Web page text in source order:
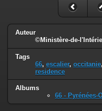
Auteur
©Ministère-de-
Tags
66, escalier, occitanie,
residence
Albums
66 - Pyrénées-